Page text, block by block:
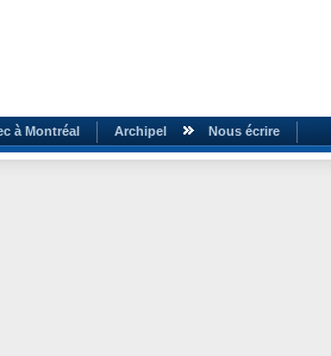
à Montréal Archipel Nous écrire